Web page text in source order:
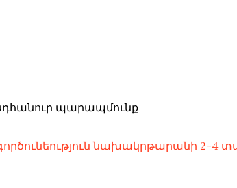
պարապմունք
նախակրթարանի 2-4